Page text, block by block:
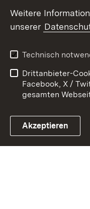
Link zum Landesportal
Barrierefreiheit
Impressum
Weitere
unserer
Technisch
Drittanbieter-
Facebook, X /
gesamten
Akzeptieren